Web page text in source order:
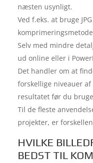
næsten usynligt.
Ved f.eks. at bruge
Selv med mindre
ud online eller i
Det handler om at
forskellige niveauer
resultatet før du
Til de fleste
projekter, er
HVILKE
BEDST TIL